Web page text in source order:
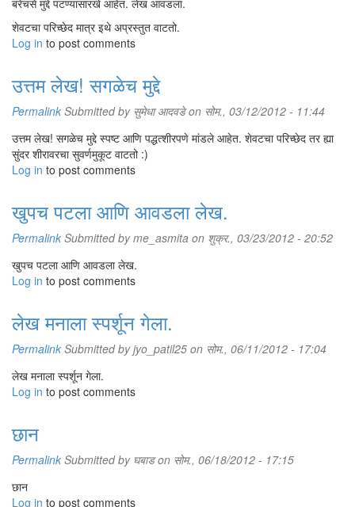
बरेचसे मुद्दे पटण्यासारखे आहेत. लेख आवडला.
शेवटचा परिच्छेद मात्र इथे अप्रस्तुत वाटतो.
Log in to post comments
उत्तम लेख! सगळेच मुद्दे
Permalink Submitted by सुमेधा आदवडेon सोम., 03/12/2012 - 11:44
उत्तम लेख! सगळेच मुद्दे स्पष्ट आणि पद्धत्शीरपणे मांडले आहेत. शेवटचा परिच्छेद तर ह्या
सुंदर शीरावरचा सुवर्णमुकूट वाटतो :)
Log in to post comments
खुपच पटला आणि आवडला लेख.
Permalink Submitted byme_asmita on शुक्र., 03/23/2012 - 20:52
खुपच पटला आणि आवडला लेख.
Log in to post comments
लेख मनाला स्पर्शून गेला.
Permalink Submitted byjyo_patil25 on सोम., 06/11/2012 - 17:04
लेख मनाला स्पर्शून गेला.
Log in to post comments
छान
Permalink Submitted by घबाडon सोम., 06/18/2012 - 17:15
छान
Log in to post comments